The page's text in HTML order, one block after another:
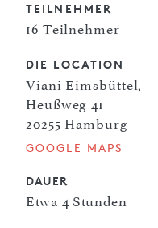
TEILNEHMER
16 Teilnehmer
DIE LOCATION
Viani Eimsbüttel,
Heußweg 41
20255 Hamburg
GOOGLE MAPS
DAUER
Etwa 4 Stunden